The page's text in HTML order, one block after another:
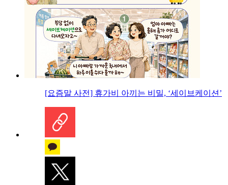
[요즘말 사전] 휴가비 아끼는 비밀, ‘세이브케이션’